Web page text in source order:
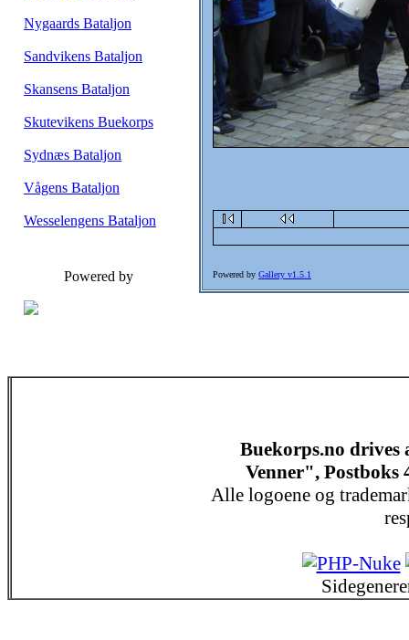
Nygaards Bataljon
Sandvikens Bataljon
Skansens Bataljon
Skutevikens Buekorps
Sydnæs Bataljon
Vågens Bataljon
Wesselengens Bataljon
Powered by Powered by Gallery v1.5.1
Buekorps.no drives
Venner", Postboks
Alle logoene og